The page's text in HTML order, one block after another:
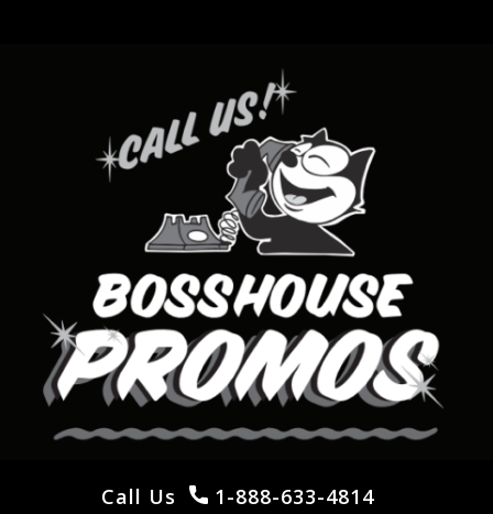
Call Us 1-888-633-4814